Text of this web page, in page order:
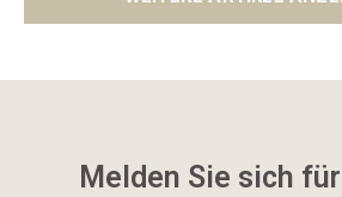
Melden Sie sich